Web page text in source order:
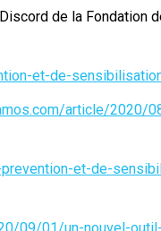
de la Fondation
et-de-
article/2020/
et-de-